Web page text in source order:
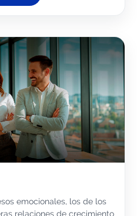
emocionales, los de los
relaciones de crecimiento